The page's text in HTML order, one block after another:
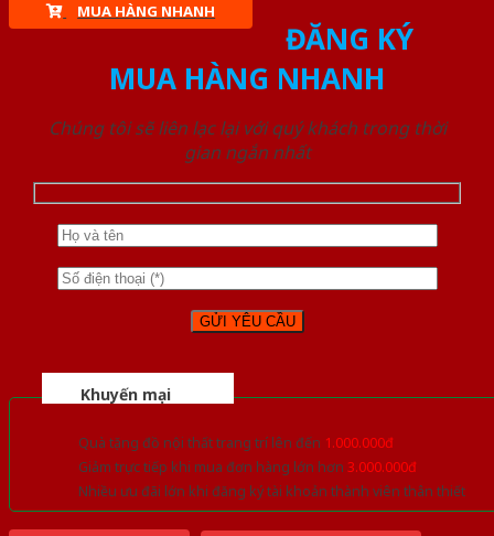
MUA HÀNG NHANH
ĐĂNG KÝ
MUA HÀNG NHANH
Chúng tôi sẽ liên lạc lại với quý khách trong thời
gian ngắn nhất
Khuyến mại
Quà tặng đồ nội thất trang trí lên đến 1.000.000đ
Giảm trực tiếp khi mua đơn hàng lớn hơn 3.000.000đ
Nhiều ưu đãi lớn khi đăng ký tài khoản thành viên thân thiết